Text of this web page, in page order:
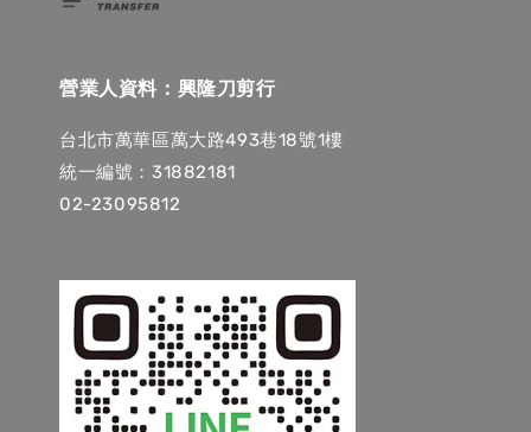
營業人資料：興隆刀剪行
台北市萬華區萬大路493巷18號1樓
統一編號：31882181
02-23095812